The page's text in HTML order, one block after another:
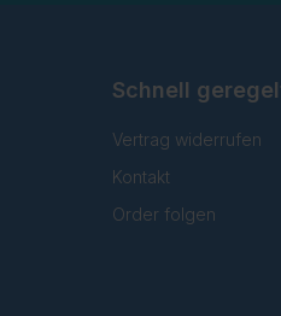
Schnell
Vertrag widerrufen
Kontakt
Order folgen